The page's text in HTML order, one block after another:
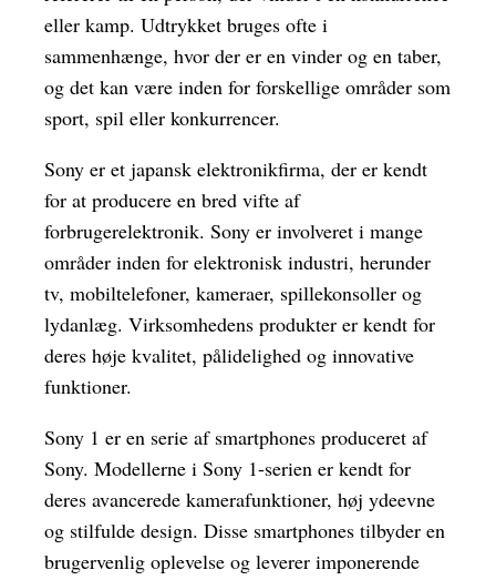
eller kamp. Udtrykket bruges ofte i
sammenhænge, hvor der er en vinder og en taber,
og det kan være inden for forskellige områder som
sport, spil eller konkurrencer.
Sony er et japansk elektronikfirma, der er kendt
for at producere en bred vifte af
forbrugerelektronik. Sony er involveret i mange
områder inden for elektronisk industri, herunder
tv, mobiltelefoner, kameraer, spillekonsoller og
lydanlæg. Virksomhedens produkter er kendt for
deres høje kvalitet, pålidelighed og innovative
funktioner.
Sony 1 er en serie af smartphones produceret af
Sony. Modellerne i Sony 1-serien er kendt for
deres avancerede kamerafunktioner, høj ydeevne
og stilfulde design. Disse smartphones tilbyder en
brugervenlig oplevelse og leverer imponerende